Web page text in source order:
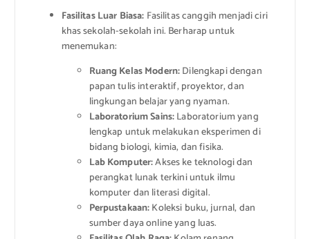
Fasilitas Luar Biasa: Fasilitas canggih menjadi ciri
khas sekolah-sekolah ini. Berharap untuk
menemukan:
Ruang Kelas Modern:Dilengkapi dengan
papan tulis interaktif, proyektor, dan
lingkungan belajar yang nyaman.
Laboratorium Sains:Laboratorium yang
lengkap untuk melakukan eksperimen di
bidang biologi, kimia, dan fisika.
Lab Komputer:Akses ke teknologi dan
perangkat lunak terkini untuk ilmu
komputer dan literasi digital.
Perpustakaan:Koleksi buku, jurnal, dan
sumber daya online yang luas.